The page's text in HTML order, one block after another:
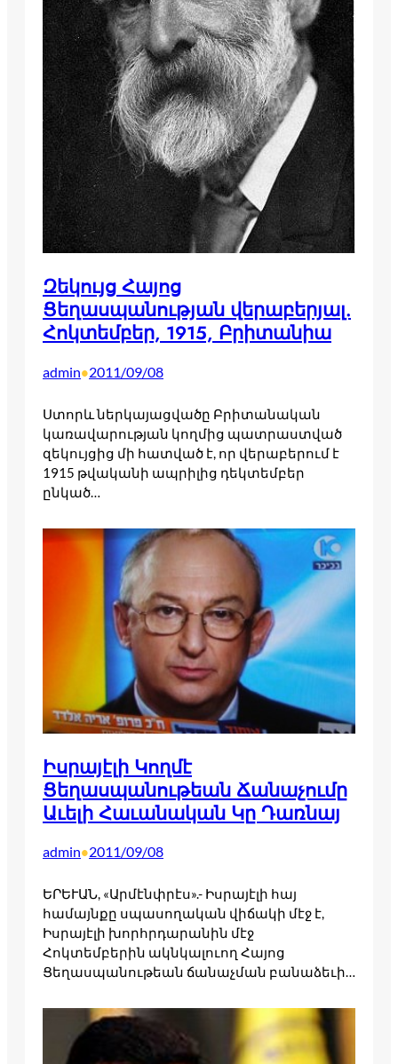
Զեկույց Հայոց
Ցեղասպանության վերաբերյալ.
Հոկտեմբեր, 1915, Բրիտանիա
admin•2011/09/08
Ստորև ներկայացվածը Բրիտանական
կառավարության կողմից պատրաստված
զեկույցից մի հատված է, որ վերաբերում է
1915 թվականի ապրիլից դեկտեմբեր
ընկած…
Իսրայէլի Կողմէ
Ցեղասպանութեան Ճանաչումը
Աւելի Հաւանական Կը Դառնայ
admin•2011/09/08
ԵՐԵՒԱՆ, «Արմէնփրէս».- Իսրայէլի հայ
համայնքը սպասողական վիճակի մէջ է,
Իսրայէլի խորհրդարանին մէջ
Հոկտեմբերին ակնկալուող Հայոց
Ցեղասպանութեան ճանաչման բանաձեւի…